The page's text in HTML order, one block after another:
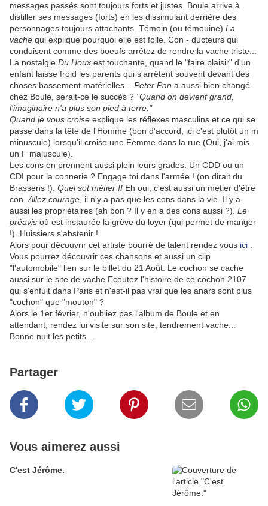
messages passés sont toujours forts et justes. Boule arrive à
distiller ses messages (forts) en les dissimulant derrière des
personnages toujours attachants. Témoin (ou témouine) La
vache qui explique pourquoi elle est folle. Con - ducteurs qui
conduisent comme des boeufs arrêtez de rendre la vache triste...
La nostalgie Du Houx est touchante, quand le "faire plaisir" d'un
enfant laisse froid les parents qui s'arrêtent souvent devant des
choses bassement matérielles... Peter Pan a aussi bien changé
chez Boule, serait-ce le succès ? "Quand on devient grand,
l'imaginaire n'a plus son pied à terre."
Quand je vous croise explique les réflexes masculins et ce qui se
passe dans la tête de l'Homme (bon d'accord, ici c'est plutôt un m
minuscule) lorsqu'il croise une Femme dans la rue (Oui, j'ai mis
un F majuscule).
Les cons en prennent aussi plein leurs grades. Un CDD ou un
CDI pour la connerie ? Engage toi dans l'armée ! (on dirait du
Brassens !). Quel sot métier !! Eh oui, c'est aussi un métier d'être
con. Allez courage , il n'y a pas que les cons dans la vie. Il y a
aussi les propriétaires (ah bon ? Il y en a des cons aussi ?). Le
préavis où est instaurée la grève du loyer (qui permet de manger
!). Huissiers s'abstenir !
Alors pour découvrir cet artiste bourré de talent rendez vous ici
Vous pourrez découvrir ces chansons et aussi un clip
"l'automobile" lien sur le billet du 21 Août. Le cochon se cache
aussi sur le site de vache.Ecoutez l'histoire de ce cochon 2107
qui s'enfuit dans Paris et n'est-il pas vrai que les anars sont plus
"cochon" que "mouton" ?
Alors le 1er février, n'oubliez pas l'album de Boule et en
attendant, rendez lui visite sur son site, tendrement vache...
Bonne nuit les petits...
Partager
Vous aimerez aussi
C'est Jérôme.